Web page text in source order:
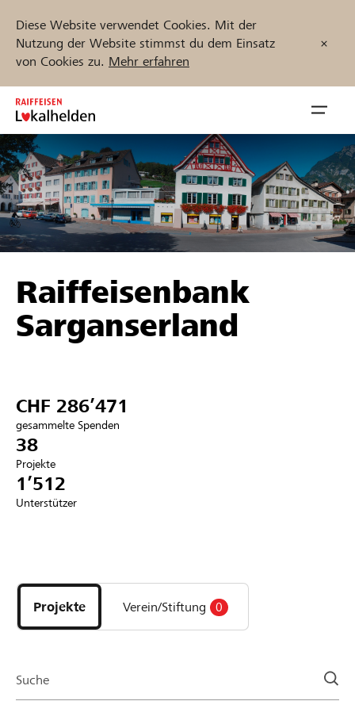
Diese Website verwendet Cookies. Mit der
Nutzung der Website stimmst du dem Einsatz
von Cookies zu. Mehr erfahren
Zum
Inhalt
springen
öffnen
Unterstützen
Hilfe & Support
Anmelden
Projekte und Organisationen finden
Jetzt starten
DE FR IT
Raiffeisenbank
Sarganserland
CHF 286’471
gesammelte Spenden
38
Projekte
1’512
Unterstützer
Projekte
und
Organisationen
Projekte Verein/Stiftung 0
Suche